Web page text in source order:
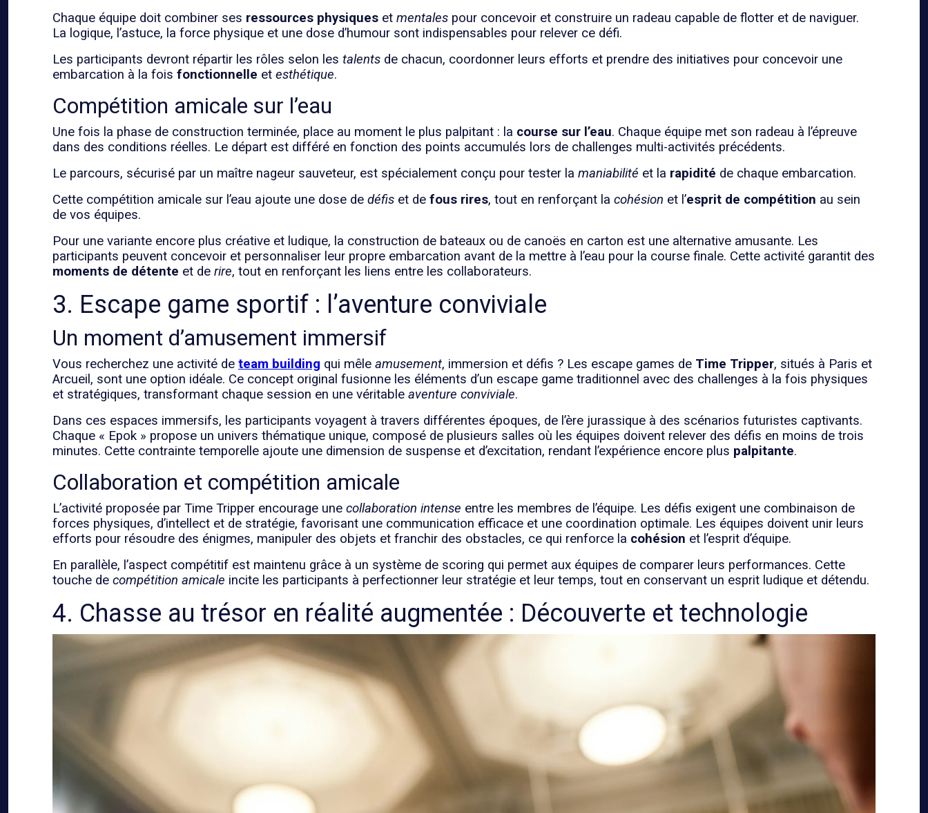
Chaque équipe doit combiner ses ressources physiques et mentales pour concevoir et construire un radeau capable de flotter et de naviguer.
La logique, l’astuce, la force physique et une dose d’humour sont indispensables pour relever ce défi.
Les participants devront répartir les rôles selon les talents de chacun, coordonner leurs efforts et prendre des initiatives pour concevoir une
embarcation à la fois fonctionnelle et esthétique.
Compétition amicale sur l’eau
Une fois la phase de construction terminée, place au moment le plus palpitant : la course sur l’eau. Chaque équipe met son radeau à l’épreuve
dans des conditions réelles. Le départ est différé en fonction des points accumulés lors de challenges multi-activités précédents.
Le parcours, sécurisé par un maître nageur sauveteur, est spécialement conçu pour tester la maniabilité et la rapidité de chaque embarcation.
Cette compétition amicale sur l’eau ajoute une dose de défis et de fous rires, tout en renforçant la cohésion et l’esprit de compétition au sein
de vos équipes.
Pour une variante encore plus créative et ludique, la construction de bateaux ou de canoës en carton est une alternative amusante. Les
participants peuvent concevoir et personnaliser leur propre embarcation avant de la mettre à l’eau pour la course finale. Cette activité garantit des
moments de détente et de rire, tout en renforçant les liens entre les collaborateurs.
3. Escape game sportif : l’aventure conviviale
Un moment d’amusement immersif
Vous recherchez une activité de team building qui mêle amusement, immersion et défis ? Les escape games de Time Tripper, situés à Paris et
Arcueil, sont une option idéale. Ce concept original fusionne les éléments d’un escape game traditionnel avec des challenges à la fois physiques
et stratégiques, transformant chaque session en une véritable aventure conviviale.
Dans ces espaces immersifs, les participants voyagent à travers différentes époques, de l’ère jurassique à des scénarios futuristes captivants.
Chaque « Epok » propose un univers thématique unique, composé de plusieurs salles où les équipes doivent relever des défis en moins de trois
minutes. Cette contrainte temporelle ajoute une dimension de suspense et d’excitation, rendant l’expérience encore plus palpitante.
Collaboration et compétition amicale
L’activité proposée par Time Tripper encourage une collaboration intense entre les membres de l’équipe. Les défis exigent une combinaison de
forces physiques, d’intellect et de stratégie, favorisant une communication efficace et une coordination optimale. Les équipes doivent unir leurs
efforts pour résoudre des énigmes, manipuler des objets et franchir des obstacles, ce qui renforce la cohésion et l’esprit d’équipe.
En parallèle, l’aspect compétitif est maintenu grâce à un système de scoring qui permet aux équipes de comparer leurs performances. Cette
touche de compétition amicale incite les participants à perfectionner leur stratégie et leur temps, tout en conservant un esprit ludique et détendu.
4. Chasse au trésor en réalité augmentée : Découverte et technologie